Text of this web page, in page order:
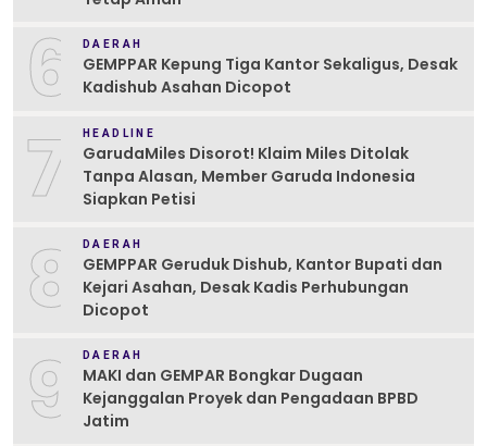
6 DAERAH
GEMPPAR Kepung Tiga Kantor Sekaligus, Desak
Kadishub Asahan Dicopot
7 HEADLINE
GarudaMiles Disorot! Klaim Miles Ditolak
Tanpa Alasan, Member Garuda Indonesia
Siapkan Petisi
8 DAERAH
GEMPPAR Geruduk Dishub, Kantor Bupati dan
Kejari Asahan, Desak Kadis Perhubungan
Dicopot
9 DAERAH
MAKI dan GEMPAR Bongkar Dugaan
Kejanggalan Proyek dan Pengadaan BPBD
Jatim